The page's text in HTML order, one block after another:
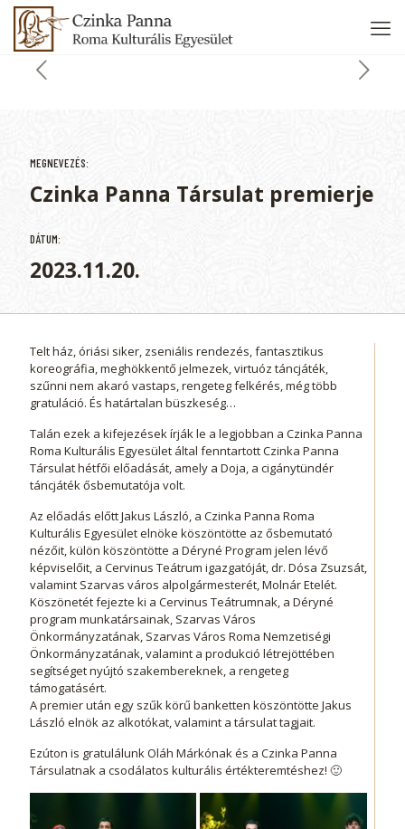
MEGNEVEZÉS:
Czinka Panna Társulat premierje
DÁTUM:
2023.11.20.
Telt ház, óriási siker, zseniális rendezés, fantasztikus
koreográfia, meghökkentő jelmezek, virtuóz táncjáték,
szűnni nem akaró vastaps, rengeteg felkérés, még több
gratuláció. És határtalan büszkeség…
Talán ezek a kifejezések írják le a legjobban a Czinka Panna
Roma Kulturális Egyesület által fenntartott Czinka Panna
Társulat hétfői előadását, amely a Doja, a cigánytündér
táncjáték ősbemutatója volt.
Az előadás előtt Jakus László, a Czinka Panna Roma
Kulturális Egyesület elnöke köszöntötte az ősbemutató
nézőit, külön köszöntötte a Déryné Program jelen lévő
képviselőit, a Cervinus Teátrum igazgatóját, dr. Dósa Zsuzsát,
valamint Szarvas város alpolgármesterét, Molnár Etelét.
Köszönetét fejezte ki a Cervinus Teátrumnak, a Déryné
program munkatársainak, Szarvas Város
Önkormányzatának, Szarvas Város Roma Nemzetiségi
Önkormányzatának, valamint a produkció létrejöttében
segítséget nyújtó szakembereknek, a rengeteg
támogatásért.
A premier után egy szűk körű banketten köszöntötte Jakus
László elnök az alkotókat, valamint a társulat tagjait.
Ezúton is gratulálunk Oláh Márkónak és a Czinka Panna
Társulatnak a csodálatos kulturális értékteremtéshez! 🙂